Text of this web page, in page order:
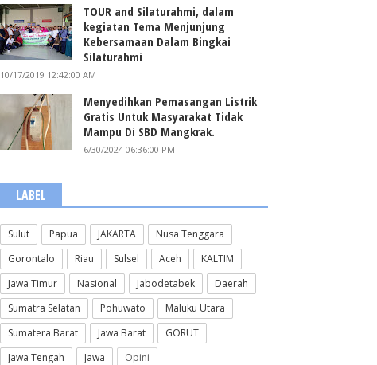
TOUR and Silaturahmi, dalam
kegiatan Tema Menjunjung
Kebersamaan Dalam Bingkai
Silaturahmi
10/17/2019 12:42:00 AM
Menyedihkan Pemasangan Listrik
Gratis Untuk Masyarakat Tidak
Mampu Di SBD Mangkrak.
6/30/2024 06:36:00 PM
LABEL
Sulut Papua JAKARTA
Nusa Tenggara
Gorontalo
Riau Sulsel Aceh
KALTIM
Jawa Timur
Nasional Jabodetabek
Daerah
Sumatra Selatan
Pohuwato
Maluku Utara
Sumatera Barat
Jawa Barat
GORUT
Jawa Tengah
Jawa Opini